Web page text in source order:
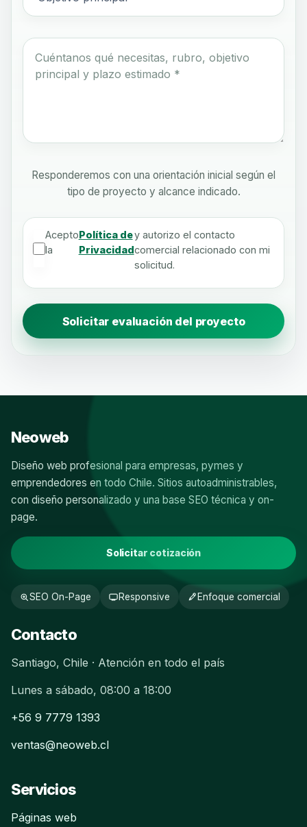
Responderemos con una orientación inicial según el
tipo de proyecto y alcance indicado.
Acepto
la
Política de
Privacidad
y autorizo el contacto
comercial relacionado con mi
solicitud.
Solicitar evaluación del proyecto
Neoweb
Diseño web profesional para empresas, pymes y
emprendedores en todo Chile. Sitios autoadministrables,
con diseño personalizado y una base SEO técnica y on-
page.
Solicitar cotización
SEO On-Page Responsive Enfoque comercial
Contacto
Santiago, Chile · Atención en todo el país
Lunes a sábado, 08:00 a 18:00
+56 9 7779 1393
ventas@neoweb.cl
Servicios
Páginas web